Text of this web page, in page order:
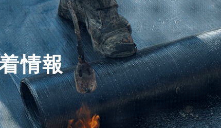
情報